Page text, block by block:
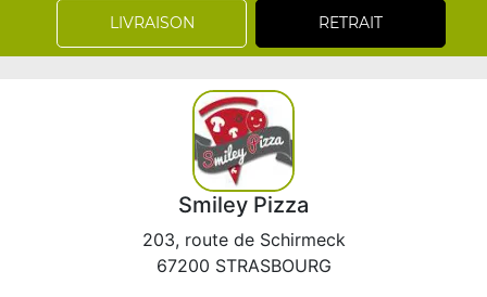
LIVRAISON RETRAIT
Smiley Pizza
203, route de Schirmeck
67200 STRASBOURG